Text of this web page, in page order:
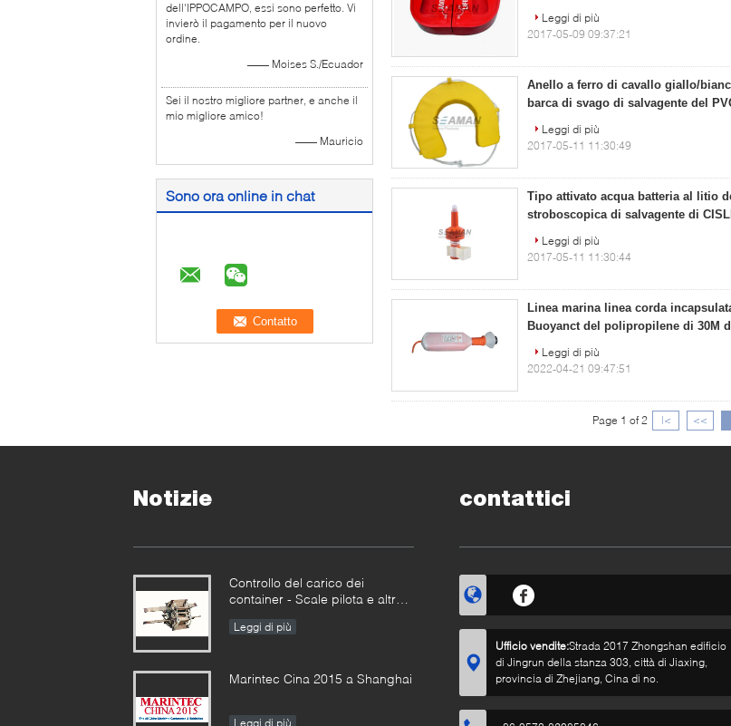
dell'IPPOCAMPO, essi sono perfetto. Vi
invierò il pagamento per il nuovo
ordine.
—— Moises S./Ecuador
Sei il nostro migliore partner, e anche il
mio migliore amico!
—— Mauricio
Sono ora online in chat
Leggi di più
2017-05-09 09:37:21
Anello a ferro di cavallo giallo/
barca di svago di salvagente del
Leggi di più
2017-05-11 11:30:49
Tipo attivato acqua batteria al litio
stroboscopica di salvagente di
Leggi di più
2017-05-11 11:30:44
Linea marina linea corda
Buoyanct del polipropilene di 30M
Leggi di più
2022-04-21 09:47:51
Page 1 of 2 |< <<
Notizie
Controllo del carico dei
container - Scale pilota e altre
Leggi di più
Marintec Cina 2015 a Shanghai
Leggi di più
contattici
Ufficio vendite:Strada 2017 Zhongshan edificio
di Jingrun della stanza 303, città di Jiaxing,
provincia di Zhejiang, Cina di no.